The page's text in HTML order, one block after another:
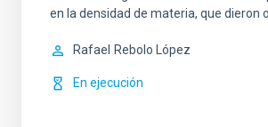
en la densidad de materia, que dieron
Rafael Rebolo López
En ejecución